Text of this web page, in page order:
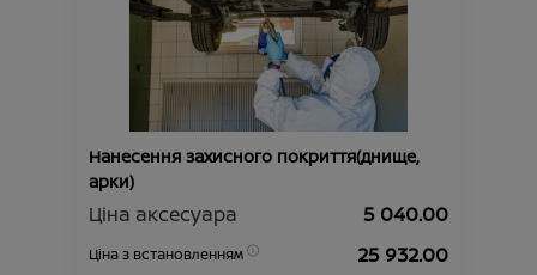
Нанесення захисного покриття(днище,
арки)
Ціна аксесуара 5 040.00
Ціна з встановленням 25 932.00